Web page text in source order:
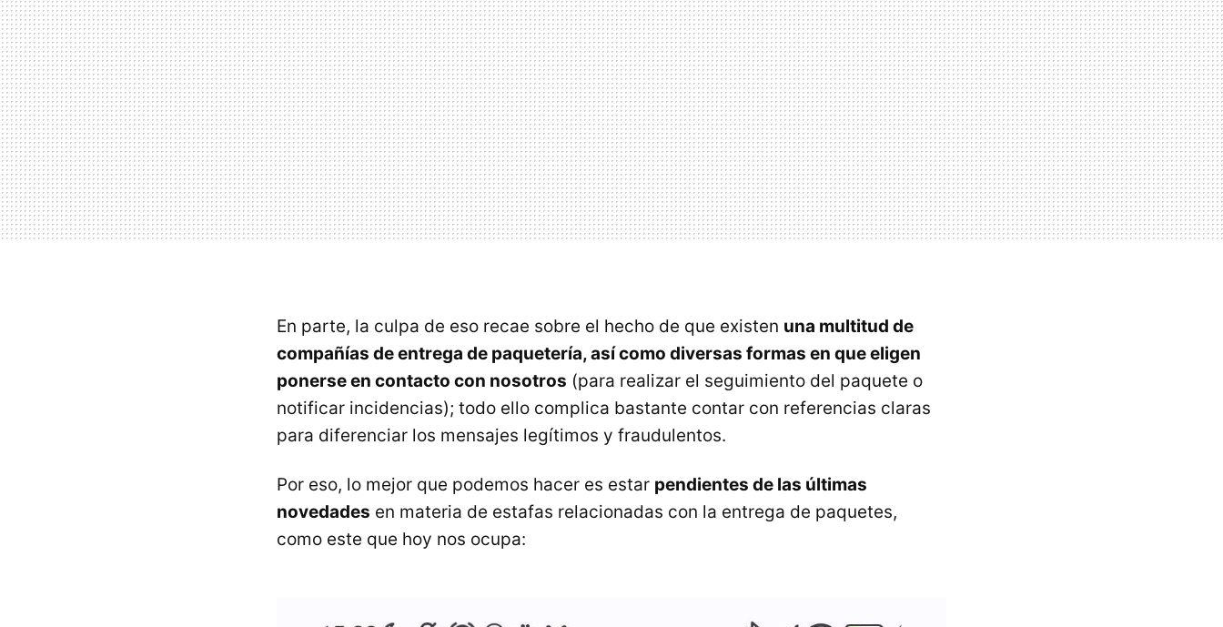
En parte, la culpa de eso recae sobre el hecho de que existen una multitud de
compañías de entrega de paquetería, así como diversas formas en que eligen
ponerse en contacto con nosotros (para realizar el seguimiento del paquete o
notificar incidencias); todo ello complica bastante contar con referencias claras
para diferenciar los mensajes legítimos y fraudulentos.
Por eso, lo mejor que podemos hacer es estar pendientes de las últimas
novedades en materia de estafas relacionadas con la entrega de paquetes,
como este que hoy nos ocupa: